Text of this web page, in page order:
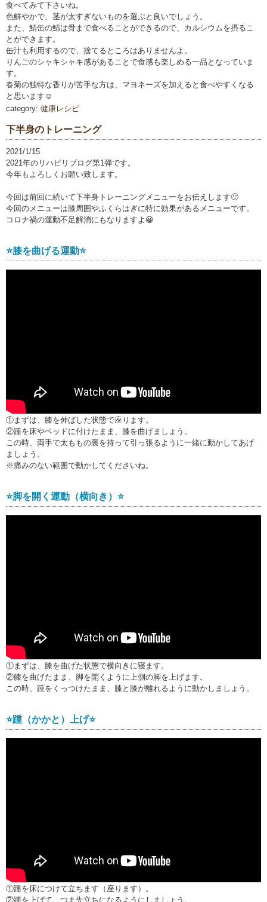
食べてみて下さいね。
色鮮やかで、茎が太すぎないものを選ぶと良いでしょう。
また、鯖缶の鯖は骨まで食べることができるので、カルシウムを摂るこ
とができます。
缶汁も利用するので、捨てるところはありませんよ。
りんごのシャキシャキ感があることで食感も楽しめる一品となっていま
す。
春菊の独特な香りが苦手な方は、マヨネーズを加えると食べやすくなる
と思います☺
category: 健康レシピ
下半身のトレーニング
2021/1/15
2021年のリハビリブログ第1弾です。
今年もよろしくお願い致します。
今回は前回に続いて下半身トレーニングメニューをお伝えします🙂
今回のメニューは膝周囲やふくらはぎに特に効果があるメニューです。
コロナ禍の運動不足解消にもなりますよ😀
⭐️膝を曲げる運動⭐️
①まずは、膝を伸ばした状態で座ります。
②踵を床やベッドに付けたまま、膝を曲げましょう。
この時、両手で太ももの裏を持って引っ張るように一緒に動かしてあげ
ましょう。
※痛みのない範囲で動かしてくださいね。
⭐️脚を開く運動（横向き）⭐️
①まずは、膝を曲げた状態で横向きに寝ます。
②膝を曲げたまま、脚を開くように上側の脚を上げます。
この時、踵をくっつけたまま、膝と膝が離れるように動かしましょう。
⭐️踵（かかと）上げ⭐️
①踵を床につけて立ちます（座ります）。
②踵を上げて、つま先立ちになるようにしましょう。